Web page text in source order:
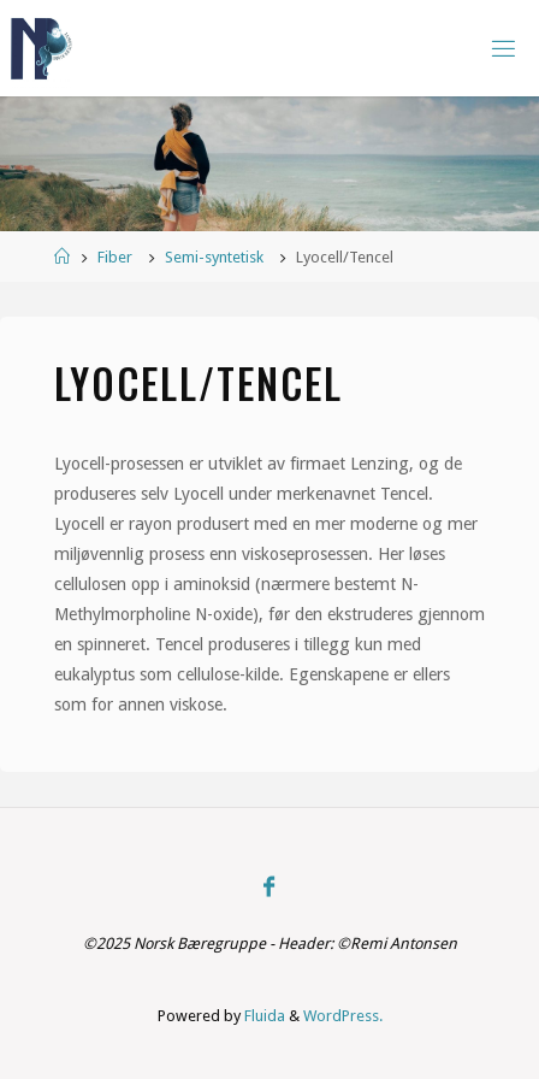
content
ORS
ÆR
EGR
UP
PE
HomeFiber Semi-syntetisk Lyocell/Tencel
LYOCELL/TENCEL
Lyocell-prosessen er utviklet av firmaet Lenzing, og de
produseres selv Lyocell under merkenavnet Tencel.
Lyocell er rayon produsert med en mer moderne og mer
miljøvennlig prosess enn viskoseprosessen. Her løses
cellulosen opp i aminoksid (nærmere bestemt N-
Methylmorpholine N-oxide), før den ekstruderes gjennom
en spinneret. Tencel produseres i tillegg kun med
eukalyptus som cellulose-kilde. Egenskapene er ellers
som for annen viskose.
©2025 Norsk Bæregruppe - Header: ©Remi Antonsen
Powered byFluida & WordPress.